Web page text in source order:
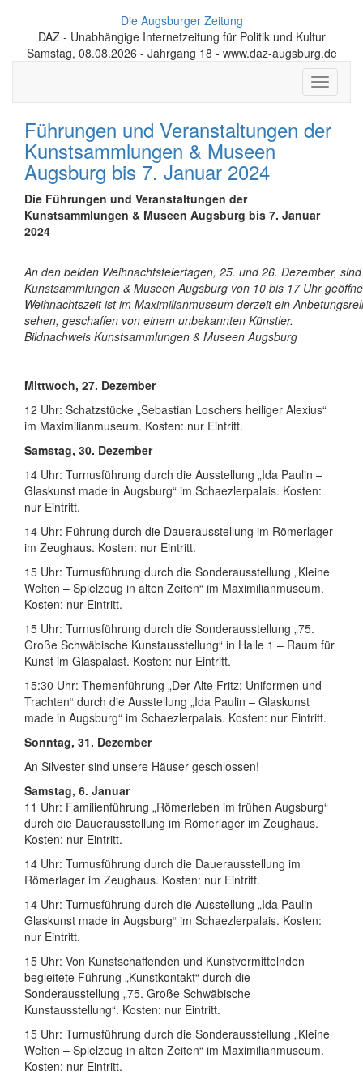
Die Augsburger Zeitung
DAZ - Unabhängige Internetzeitung für Politik und Kultur
Samstag, 08.08.2026 - Jahrgang 18 - www.daz-augsburg.de
Toggle
Führungen und Veranstaltungen der
Kunstsammlungen & Museen
Augsburg bis 7. Januar 2024
Die Führungen und Veranstaltungen der
Kunstsammlungen & Museen Augsburg bis 7. Januar
2024
An den beiden Weihnachtsfeiertagen, 25. und 26. Dezember,
Kunstsammlungen & Museen Augsburg von 10 bis 17 Uhr
Weihnachtszeit ist im Maximilianmuseum derzeit ein
sehen, geschaffen von einem unbekannten Künstler.
Bildnachweis Kunstsammlungen & Museen Augsburg
Mittwoch, 27. Dezember
12 Uhr: Schatzstücke „Sebastian Loschers heiliger Alexius“
im Maximilianmuseum. Kosten: nur Eintritt.
Samstag, 30. Dezember
14 Uhr: Turnusführung durch die Ausstellung „Ida Paulin –
Glaskunst made in Augsburg“ im Schaezlerpalais. Kosten:
nur Eintritt.
14 Uhr: Führung durch die Dauerausstellung im Römerlager
im Zeughaus. Kosten: nur Eintritt.
15 Uhr: Turnusführung durch die Sonderausstellung „Kleine
Welten – Spielzeug in alten Zeiten“ im Maximilianmuseum.
Kosten: nur Eintritt.
15 Uhr: Turnusführung durch die Sonderausstellung „75.
Große Schwäbische Kunstausstellung“ in Halle 1 – Raum für
Kunst im Glaspalast. Kosten: nur Eintritt.
15:30 Uhr: Themenführung „Der Alte Fritz: Uniformen und
Trachten“ durch die Ausstellung „Ida Paulin – Glaskunst
made in Augsburg“ im Schaezlerpalais. Kosten: nur Eintritt.
Sonntag, 31. Dezember
An Silvester sind unsere Häuser geschlossen!
Samstag, 6. Januar
11 Uhr: Familienführung „Römerleben im frühen Augsburg“
durch die Dauerausstellung im Römerlager im Zeughaus.
Kosten: nur Eintritt.
14 Uhr: Turnusführung durch die Dauerausstellung im
Römerlager im Zeughaus. Kosten: nur Eintritt.
14 Uhr: Turnusführung durch die Ausstellung „Ida Paulin –
Glaskunst made in Augsburg“ im Schaezlerpalais. Kosten:
nur Eintritt.
15 Uhr: Von Kunstschaffenden und Kunstvermittelnden
begleitete Führung „Kunstkontakt“ durch die
Sonderausstellung „75. Große Schwäbische
Kunstausstellung“. Kosten: nur Eintritt.
15 Uhr: Turnusführung durch die Sonderausstellung „Kleine
Welten – Spielzeug in alten Zeiten“ im Maximilianmuseum.
Kosten: nur Eintritt.